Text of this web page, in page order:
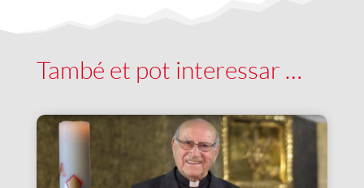
També et pot interessar …